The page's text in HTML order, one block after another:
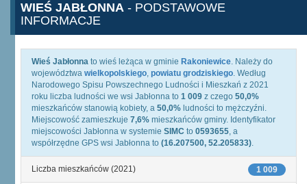
WIEŚ JABŁONNA - PODSTAWOWE
INFORMACJE
Wieś Jabłonna to wieś leżąca w gminie Rakoniewice. Należy do
województwa wielkopolskiego, powiatu grodziskiego. Według
Narodowego Spisu Powszechnego Ludności i Mieszkań z 2021
roku liczba ludności we wsi Jabłonna to 1 009 z czego 50,0%
mieszkańców stanowią kobiety, a 50,0% ludności to mężczyźni.
Miejscowość zamieszkuje 7,6% mieszkańców gminy. Identyfikator
miejscowości Jabłonna w systemie SIMC to 0593655, a
współrzędne GPS wsi Jabłonna to (16.207500, 52.205833).
1 009
Liczba mieszkańców (2021)